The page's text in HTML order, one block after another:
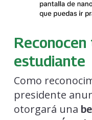
estudiante
Como
presidente
otorgará una